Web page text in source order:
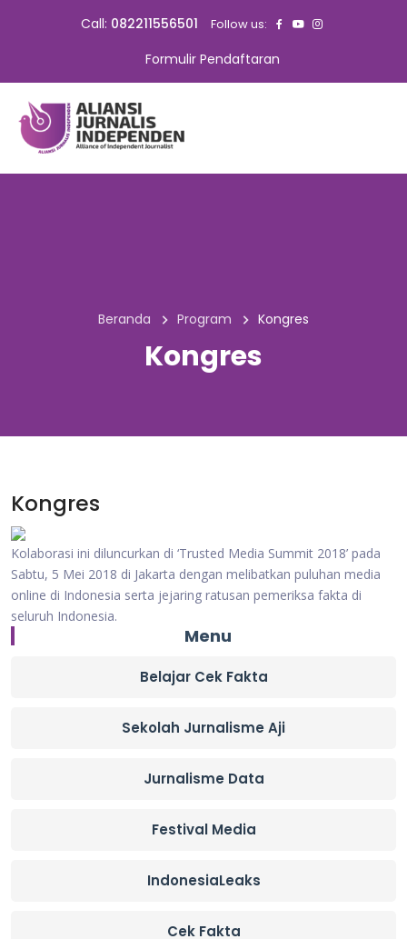
Call: 082211556501 Follow us:
Formulir Pendaftaran
Beranda Program Kongres
Kongres
Kongres
Kolaborasi ini diluncurkan di ‘Trusted Media Summit 2018’ pada
Sabtu, 5 Mei 2018 di Jakarta dengan melibatkan puluhan media
online di Indonesia serta jejaring ratusan pemeriksa fakta di
seluruh Indonesia.
Menu
Belajar Cek Fakta
Sekolah Jurnalisme Aji
Jurnalisme Data
Festival Media
IndonesiaLeaks
Cek Fakta